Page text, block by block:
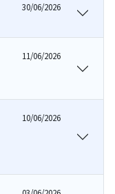
30/06/2026
11/06/2026
10/06/2026